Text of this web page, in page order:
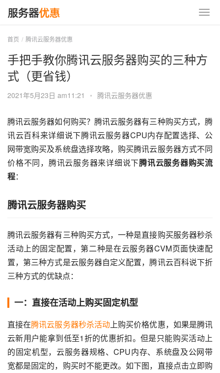
首页 腾讯云服务器优惠
手把手教你腾讯云服务器购买的三种方
式（更省钱）
2021年5月23日 am11:21 • 腾讯云服务器优惠
腾讯云服务器如何购买？腾讯云服务器有三种购买方式，腾
讯云百科来详细说下腾讯云服务器CPU内存配置选择、公
网带宽购买及系统盘选择攻略，购买腾讯云服务器方式不同
价格不同，腾讯云服务器来详细说下腾讯云服务器购买流
程：
腾讯云服务器购买
腾讯云服务器有三种购买方式，一种是直接购买服务器秒杀
活动上的固定配置，第二种是在云服务器CVM页面快速配
置，第三种方式是云服务器自定义配置，腾讯云百科说下折
三种方式的优缺点：
一：直接在活动上购买固定机型
直接在腾讯云服务器秒杀活动上购买价格优惠，如果是腾讯
云新用户能拿到低至1折的优惠折扣。但是只能购买活动上
的固定机型，云服务器规格、CPU内存、系统盘及公网带
宽都是固定的，购买时不能更改。如下图，直接点击立即购